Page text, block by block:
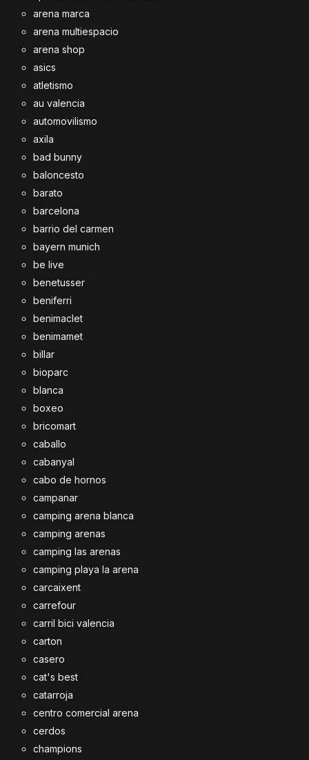
arena marca
arena multiespacio
arena shop
asics
atletismo
au valencia
automovilismo
axila
bad bunny
baloncesto
barato
barcelona
barrio del carmen
bayern munich
be live
benetusser
beniferri
benimaclet
benimamet
billar
bioparc
blanca
boxeo
bricomart
caballo
cabanyal
cabo de hornos
campanar
camping arena blanca
camping arenas
camping las arenas
camping playa la arena
carcaixent
carrefour
carril bici valencia
carton
casero
cat's best
catarroja
centro comercial arena
cerdos
champions